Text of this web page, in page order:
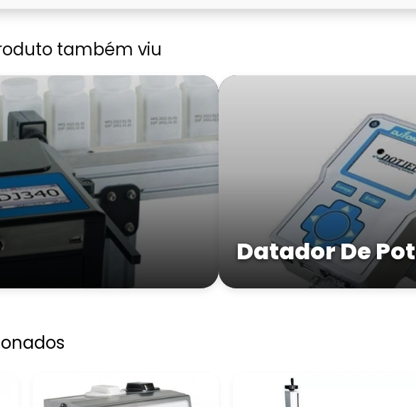
também viu
Datador De